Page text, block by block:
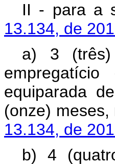
II - para
13.134, de
a) 3 (três)
equiparada
(onze)
13.134, de
b) 4